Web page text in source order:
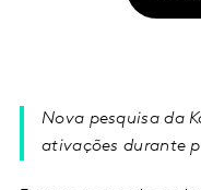
Nova pesquisa da
ativações durante